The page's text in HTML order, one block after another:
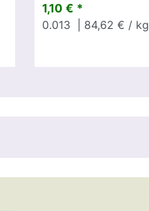
1,10 € *
0.013
| 84,62 € / kg